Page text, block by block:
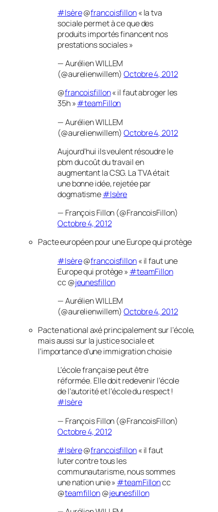
#Isère@francoisfillon« la tva
sociale permet à ce que des
produits importés financent nos
prestations sociales »
— Aurélien WILLEM
(@aurelienwillem)Octobre 4, 2012
@francoisfillon« il faut abroger les
35h »#teamFillon
— Aurélien WILLEM
(@aurelienwillem)Octobre 4, 2012
Aujourd’hui ils veulent résoudre le
pbm du coût du travail en
augmentant la CSG. La TVA était
une bonne idée, rejetée par
dogmatisme#Isère
— François Fillon (@FrancoisFillon)
Octobre 4, 2012
Pacte européen pour une Europe qui protège
#Isère@francoisfillon« il faut une
Europe qui protège » #teamFillon
cc @jeunesfillon
— Aurélien WILLEM
(@aurelienwillem)Octobre 4, 2012
Pacte national axé principalement sur l’école,
mais aussi sur la justice sociale et
l’importance d’une immigration choisie
L’école française peut être
réformée. Elle doit redevenir l’école
de l’autorité et l’école du respect !
#Isère
— François Fillon (@FrancoisFillon)
Octobre 4, 2012
#Isère@francoisfillon« il faut
luter contre tous les
communautarisme, nous sommes
une nation unie » #teamFilloncc
@teamfillon@jeunesfillon